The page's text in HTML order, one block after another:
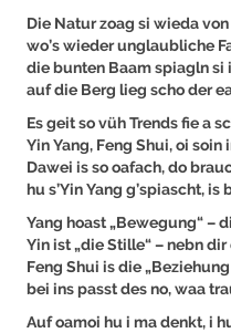
Die Natur zoag si wieda
wo’s wieder unglaubliche
die bunten Baam spiagln si
auf die Berg lieg scho der
Es geit so vüh Trends fie a
Yin Yang, Feng Shui, oi soin
Dawei is so oafach, do
hu s’Yin Yang g’spiascht, is
Yang hoast „Bewegung“ –
Yin ist „die Stille“ – nebn
Feng Shui is die
bei ins passt des no, waa
Auf oamoi hu i ma denkt, i